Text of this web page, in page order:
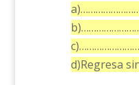
d)Regresa